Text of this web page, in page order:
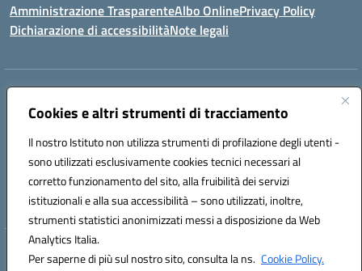
Cookies e altri strumenti di tracciamento
Il nostro Istituto non utilizza strumenti di profilazione degli utenti -
sono utilizzati esclusivamente cookies tecnici necessari al
corretto funzionamento del sito, alla fruibilità dei servizi
istituzionali e alla sua accessibilità – sono utilizzati, inoltre,
strumenti statistici anonimizzati messi a disposizione da Web
Analytics Italia.
Per saperne di più sul nostro sito, consulta la ns. Cookie Policy.
Amministrazione TrasparenteAlbo OnlinePrivacy Policy
Dichiarazione di accessibilitàNote legali
Indirizzo:
Centralino:0823/718125 Email:bnic839008@istruzione.it
Codice fiscale: 92029030621
Codice meccanografico:
BNIC839008
Codice unico di fatturazione (CUF): UFSWAV
Hosting & Powered by 3D Solution S.r.l.